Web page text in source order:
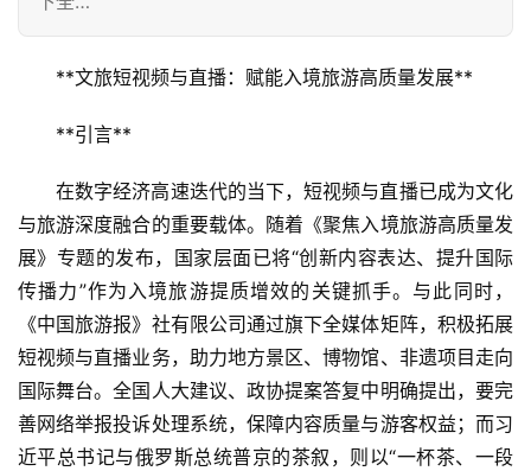
**文旅短视频与直播：赋能入境旅游高质量发展**
**引言**
在数字经济高速迭代的当下，短视频与直播已成为文化
与旅游深度融合的重要载体。随着《聚焦入境旅游高质量发
展》专题的发布，国家层面已将“创新内容表达、提升国际
传播力”作为入境旅游提质增效的关键抓手。与此同时，
《中国旅游报》社有限公司通过旗下全媒体矩阵，积极拓展
短视频与直播业务，助力地方景区、博物馆、非遗项目走向
国际舞台。全国人大建议、政协提案答复中明确提出，要完
善网络举报投诉处理系统，保障内容质量与游客权益；而习
近平总书记与俄罗斯总统普京的茶叙，则以“一杯茶、一段